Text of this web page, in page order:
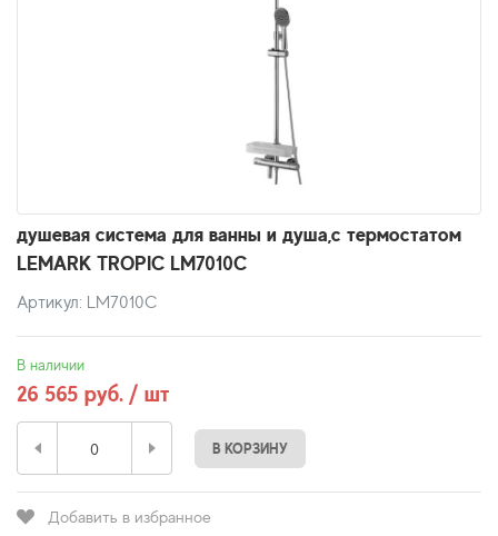
душевая система для ванны и душа,с термостатом
LEMARK TROPIC LM7010C
Артикул: LM7010C
В наличии
26 565 руб. / шт
В КОРЗИНУ
Добавить в избранное